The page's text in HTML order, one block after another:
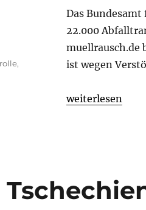
Das
22.000
muellrausch.de
ist wegen
weiterlesen
,